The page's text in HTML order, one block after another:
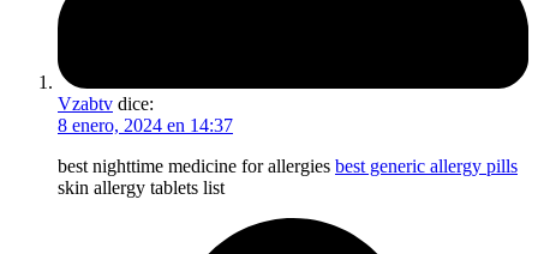
Vzabtv dice:
8 enero, 2024 en 14:37
best nighttime medicine for allergies best generic allergy pills
skin allergy tablets list